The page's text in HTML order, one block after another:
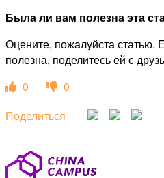
Была ли вам полезна эта
Оцените, пожалуйста статью.
полезна, поделитесь ей с
0
0
Поделиться